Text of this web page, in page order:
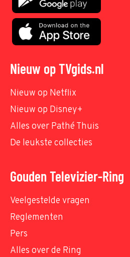
Nieuw op TVgids.nl
Nieuw op Netflix
Nieuw op Disney+
Alles over Pathé Thuis
De leukste collecties
Gouden Televizier-Ring
Veelgestelde vragen
Reglementen
Pers
Alles over de Ring